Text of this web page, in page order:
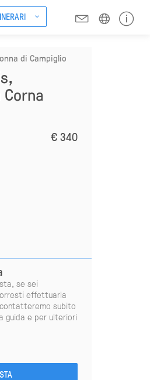
di Campiglio
€ 340
se sei
effettuarla
subito
guida e per ulteriori